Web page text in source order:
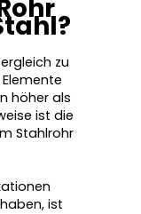
zu
höher als
ist die
Stahlrohr
ist